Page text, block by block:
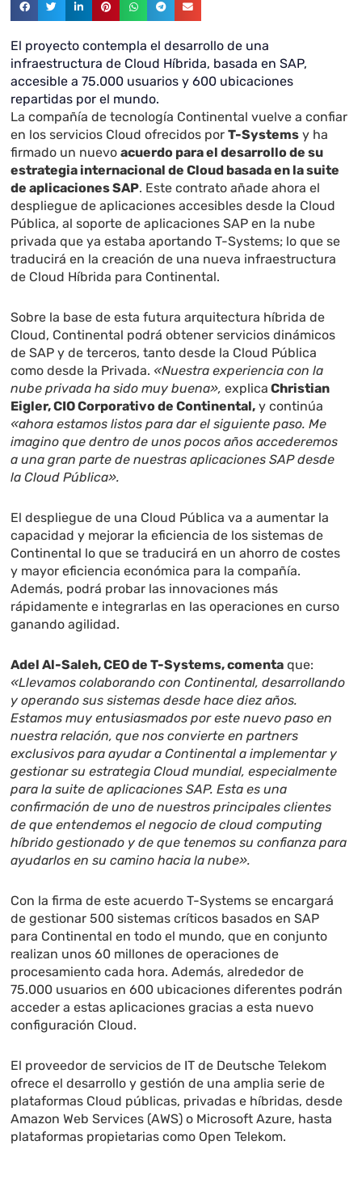
El proyecto contempla el desarrollo de una
infraestructura de Cloud Híbrida, basada en SAP,
accesible a 75.000 usuarios y 600 ubicaciones
repartidas por el mundo.
La compañía de tecnología Continental vuelve a confiar
en los servicios Cloud ofrecidos porT-Systems y ha
firmado un nuevoacuerdo para el desarrollo de su
estrategia internacional de Cloud basada en la suite
de aplicaciones SAP. Este contrato añade ahora el
despliegue de aplicaciones accesibles desde la Cloud
Pública, al soporte de aplicaciones SAP en la nube
privada que ya estaba aportando T-Systems; lo que se
traducirá en la creación de una nueva infraestructura
de Cloud Híbrida para Continental.
Sobre la base de esta futura arquitectura híbrida de
Cloud, Continental podrá obtener servicios dinámicos
de SAP y de terceros, tanto desde la Cloud Pública
como desde la Privada. «Nuestra experiencia con la
nube privada ha sido muy buena», explica Christian
Eigler, CIO Corporativo de Continental, y continúa
«ahora estamos listos para dar el siguiente paso. Me
imagino que dentro de unos pocos años accederemos
a una gran parte de nuestras aplicaciones SAP desde
la Cloud Pública».
El despliegue de una Cloud Pública va a aumentar la
capacidad y mejorar la eficiencia de los sistemas de
Continental lo que se traducirá en un ahorro de costes
y mayor eficiencia económica para la compañía.
Además, podrá probar las innovaciones más
rápidamente e integrarlas en las operaciones en curso
ganando agilidad.
Adel Al-Saleh, CEO de T-Systems, comenta que:
«Llevamos colaborando con Continental, desarrollando
y operando sus sistemas desde hace diez años.
Estamos muy entusiasmados por este nuevo paso en
nuestra relación, que nos convierte en partners
exclusivos para ayudar a Continental a implementar y
gestionar su estrategia Cloud mundial, especialmente
para la suite de aplicaciones SAP. Esta es una
confirmación de uno de nuestros principales clientes
de que entendemos el negocio de cloud computing
híbrido gestionado y de que tenemos su confianza para
ayudarlos en su camino hacia la nube».
Con la firma de este acuerdo T-Systems se encargará
de gestionar 500 sistemas críticos basados en SAP
para Continental en todo el mundo, que en conjunto
realizan unos 60 millones de operaciones de
procesamiento cada hora. Además, alrededor de
75.000 usuarios en 600 ubicaciones diferentes podrán
acceder a estas aplicaciones gracias a esta nuevo
configuración Cloud.
El proveedor de servicios de IT de Deutsche Telekom
ofrece el desarrollo y gestión de una amplia serie de
plataformas Cloud públicas, privadas e híbridas, desde
Amazon Web Services (AWS) o Microsoft Azure, hasta
plataformas propietarias como Open Telekom.